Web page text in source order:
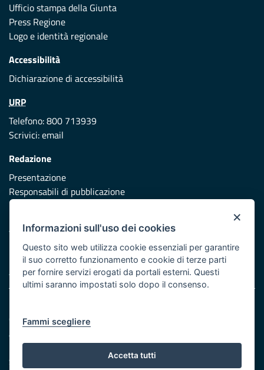
Ufficio stampa della Giunta
Press Regione
Logo e identità regionale
Accessibilità
Dichiarazione di accessibilità
URP
Telefono: 800 713939
Scrivici:email
Redazione
Presentazione
Responsabili di pubblicazione
Vai al sito di Protezione Civile Puglia
Iniziativa finanziata con risorse del POR Puglia 2014/2020 -
Asse XI
Cookie e privacy
Atti di notifica
Feed RSS
Servizi Intranet
×
Informazioni sull'uso dei cookies
Questo sito web utilizza cookie essenziali per garantire
il suo corretto funzionamento e cookie di terze parti
per fornire servizi erogati da portali esterni. Questi
ultimi saranno impostati solo dopo il consenso.
Fammi scegliere
Accetta tutti